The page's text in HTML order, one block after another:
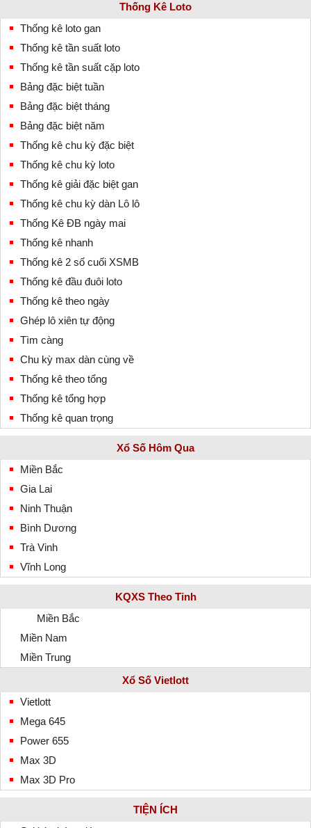
Thống Kê Loto
Thống kê loto gan
Thống kê tần suất loto
Thống kê tần suất cặp loto
Bảng đặc biệt tuần
Bảng đặc biệt tháng
Bảng đặc biệt năm
Thống kê chu kỳ đặc biệt
Thống kê chu kỳ loto
Thống kê giải đặc biệt gan
Thống kê chu kỳ dàn Lô lô
Thống Kê ĐB ngày mai
Thống kê nhanh
Thống kê 2 số cuối XSMB
Thống kê đầu đuôi loto
Thống kê theo ngày
Ghép lô xiên tự động
Tìm càng
Chu kỳ max dàn cùng về
Thống kê theo tổng
Thống kê tổng hợp
Thống kê quan trọng
Xổ Số Hôm Qua
Miền Bắc
Gia Lai
Ninh Thuận
Bình Dương
Trà Vinh
Vĩnh Long
KQXS Theo Tỉnh
Miền Bắc
Miền Nam
Miền Trung
Xổ Số Vietlott
Vietlott
Mega 645
Power 655
Max 3D
Max 3D Pro
TIỆN ÍCH